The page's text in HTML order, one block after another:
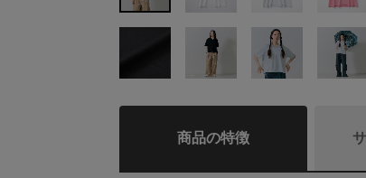
商品の特徴